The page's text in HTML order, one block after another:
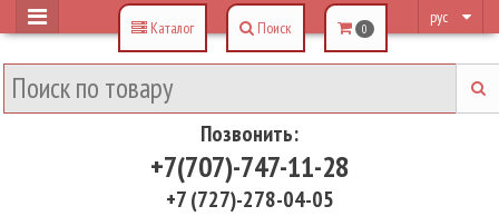
рус
Позвонить:
+7(707)-747-11-28
+7 (727)-278-04-05
Каталог Поиск 0